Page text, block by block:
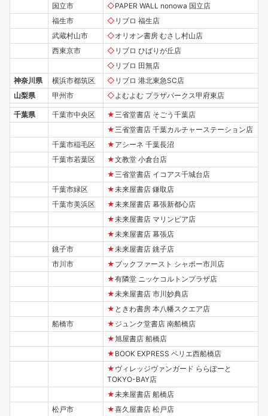
国立市
◇PAPER WALL nonowa 国立店
福生市
◇ リブロ 福生店
武蔵村山市
◇オリオン書房 むさし村山店
西東京市
◇ リブロ ひばりが丘店
◇ リブロ 田無店
神奈川県
横浜市都筑区 ◇ リブロ 港北東急SC店
山梨県
甲州市 ◇ よむよむ プラザパークス甲府東店
千葉県 千葉市中央区 ★ 三省堂書店 そごう千葉店
★ 三省堂書店 千葉カルチャーステーション店
千葉市稲毛区
★ アシーネ 千葉長沼
千葉市若葉区
★文教堂 小倉台店
★ 三省堂書店 イコアス千城台店
千葉市緑区
★未来屋書店 鎌取店
千葉市美浜区
★未来屋書店 幕張新都心店
★未来屋書店 マリンピア店
★未来屋書店 幕張店
銚子市
★未来屋書店 銚子店
市川市
★ ブックファースト シャポー市川店
★有隣堂 ニッケコルトンプラザ店
★未来屋書店 市川妙典店
★ ときわ書房 本八幡スクエア店
船橋市
★ ジュンク堂書店 南船橋店
★旭屋書店 船橋店
★ BOOK EXPRESS ペリエ西船橋店
★ ヴィレッジヴァンガード ららぽーと
TOKYO-BAY店
★未来屋書店 船橋店
松戸市
★喜久屋書店 松戸店